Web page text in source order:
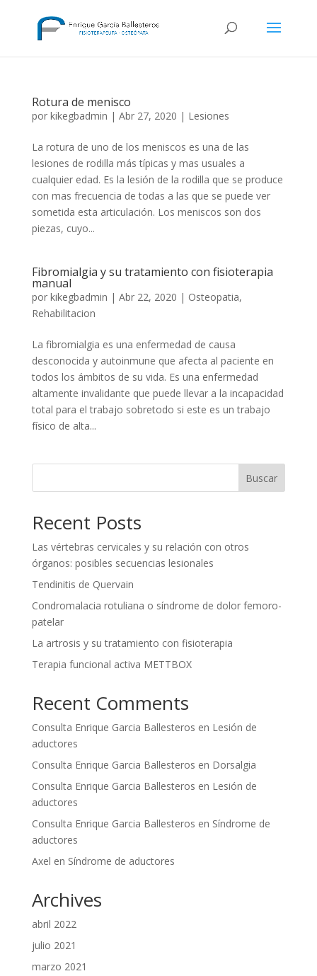
Rotura de menisco
por kikegbadmin | Abr 27, 2020 | Lesiones
La rotura de uno de los meniscos es una de las
lesiones de rodilla más típicas y mas usuales a
cualquier edad. Es la lesión de la rodilla que se produce
con mas frecuencia de todas a las que se puede ver
sometida esta articulación. Los meniscos son dos
piezas, cuyo...
Fibromialgia y su tratamiento con fisioterapia
manual
por kikegbadmin | Abr 22, 2020 | Osteopatia,
Rehabilitacion
La fibromialgia es una enfermedad de causa
desconocida y autoinmune que afecta al paciente en
todos los ámbitos de su vida. Es una enfermedad
altamente invalidante que puede llevar a la incapacidad
total para el trabajo sobretodo si este es un trabajo
físico de alta...
Buscar
Recent Posts
Las vértebras cervicales y su relación con otros
órganos: posibles secuencias lesionales
Tendinitis de Quervain
Condromalacia rotuliana o síndrome de dolor femoro-
patelar
La artrosis y su tratamiento con fisioterapia
Terapia funcional activa METTBOX
Recent Comments
Consulta Enrique Garcia Ballesteros en Lesión de
aductores
Consulta Enrique Garcia Ballesteros en Dorsalgia
Consulta Enrique Garcia Ballesteros en Lesión de
aductores
Consulta Enrique Garcia Ballesteros en Síndrome de
aductores
Axel en Síndrome de aductores
Archives
abril 2022
julio 2021
marzo 2021